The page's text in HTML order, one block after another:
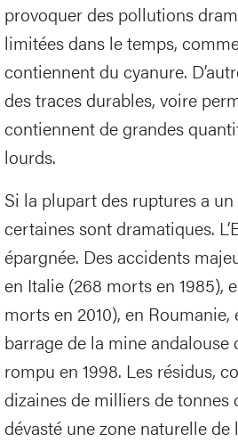
provoquer des pollutions
limitées dans le temps,
contiennent du cyanure.
des traces durables, voire
contiennent de grandes
lourds.
Si la plupart des ruptures a
certaines sont dramatiques.
épargnée. Des accidents
en Italie (268 morts en 1985),
morts en 2010), en Roumanie,
barrage de la mine andalouse
rompu en 1998. Les résidus,
dizaines de milliers de tonnes
dévasté une zone naturelle